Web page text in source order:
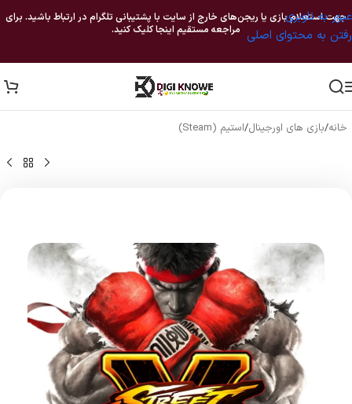
عبور به ناوبری
رفتن به محتوای اصلی
جهت استعلام بازی یا ریجن‌های خارج از سایت با پشتیبانی تلگرام در ارتباط باشید. برای
مراجعه مستقیم اینجا کلیک کنید.
خانه/بازی های اورجینال/استیم (Steam)